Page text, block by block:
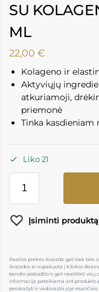
SU
ML
22,00 €
Kolageno ir
Aktyviųjų
atkuriamoji,
priemonė
Tinka kasdieniam
Liko 21
Įsiminti produktą
Realios prekės išvaizda gali šiek
išvaizdos ar supakuota į kitokio
bendro pobūdžio ir gali neatitikti visų
informacija pateikiama ant produkto
perskaityti ir vadovautis joje esančiais